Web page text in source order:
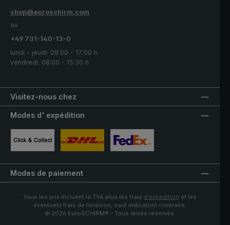
Visitez-nous chez
shop@euroschirm.com
ou
+49 731-140-13-0
lundi - jeudi: 08:00 - 17:00 h
vendredi: 08:00 - 15:30 h
Modes d' expédition
Modes de paiement
Tous les prix incluent la TVA plus les frais d'expédition et les
éventuels frais de livraison, sauf indication contraire.
© 2026 EuroSCHIRM® - Tous droits réservés.